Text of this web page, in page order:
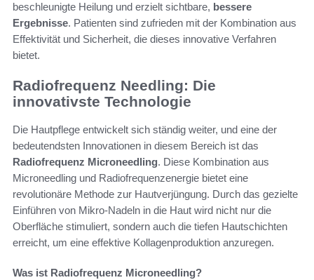
beschleunigte Heilung und erzielt sichtbare, bessere
Ergebnisse. Patienten sind zufrieden mit der Kombination aus
Effektivität und Sicherheit, die dieses innovative Verfahren
bietet.
Radiofrequenz Needling: Die
innovativste Technologie
Die Hautpflege entwickelt sich ständig weiter, und eine der
bedeutendsten Innovationen in diesem Bereich ist das
Radiofrequenz Microneedling. Diese Kombination aus
Microneedling und Radiofrequenzenergie bietet eine
revolutionäre Methode zur Hautverjüngung. Durch das gezielte
Einführen von Mikro-Nadeln in die Haut wird nicht nur die
Oberfläche stimuliert, sondern auch die tiefen Hautschichten
erreicht, um eine effektive Kollagenproduktion anzuregen.
Was ist Radiofrequenz Microneedling?